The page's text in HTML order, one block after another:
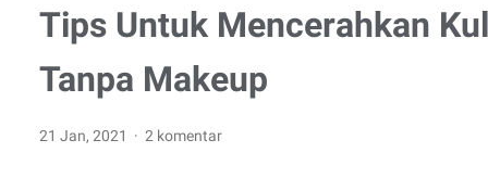
Tips Untuk Mencerahkan
Tanpa Makeup
21 Jan, 2021 2 komentar